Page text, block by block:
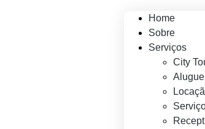
Home
Sobre
Serviços
City